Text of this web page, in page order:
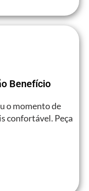
Benefício
o momento de
confortável. Peça